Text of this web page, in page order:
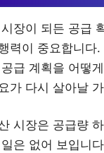
장이 되든 공급
력이 중요합니다
급 계획을 어떻
가 다시 살아날
시장은 공급량
은 없어 보입니